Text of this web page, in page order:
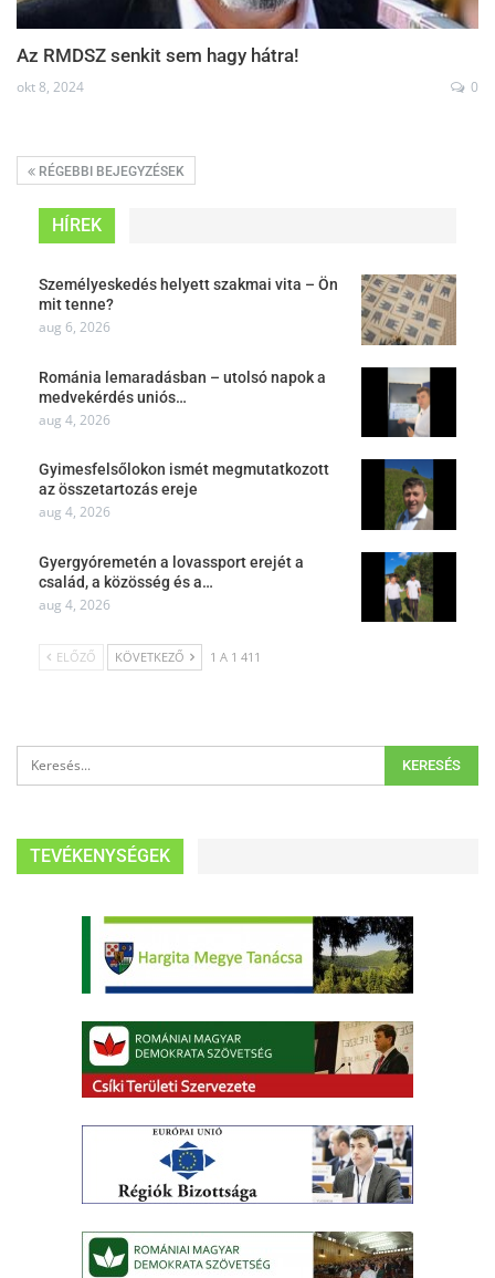
Az RMDSZ senkit sem hagy hátra!
okt 8, 2024 0
RÉGEBBI BEJEGYZÉSEK
HÍREK
Személyeskedés helyett szakmai vita – Ön
mit tenne?
aug 6, 2026
Románia lemaradásban – utolsó napok a
medvekérdés uniós…
aug 4, 2026
Gyimesfelsőlokon ismét megmutatkozott
az összetartozás ereje
aug 4, 2026
Gyergyóremetén a lovassport erejét a
család, a közösség és a…
aug 4, 2026
ELŐZŐ KÖVETKEZŐ 1 A 1 411
TEVÉKENYSÉGEK